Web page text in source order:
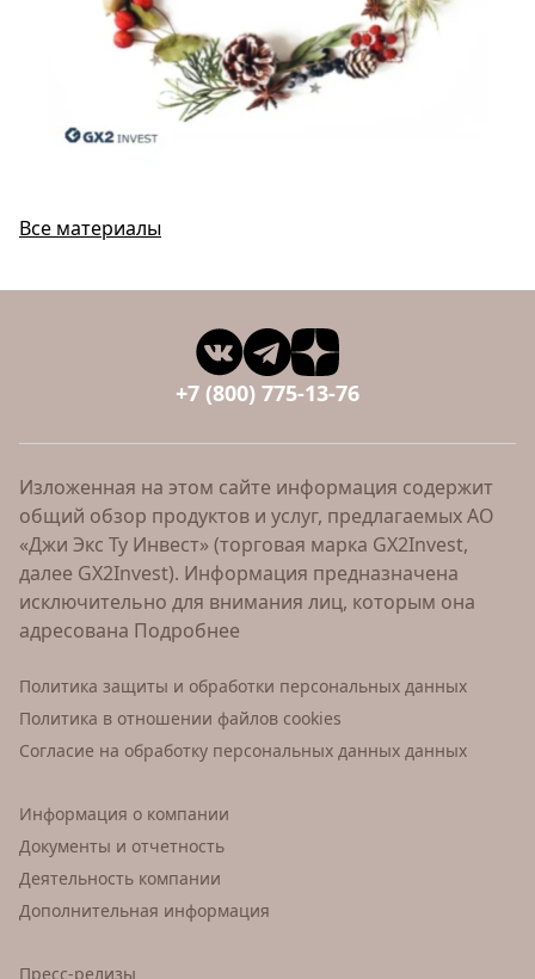
Все материалы
+7 (800) 775-13-76
Изложенная на этом сайте информация содержит
общий обзор продуктов и услуг, предлагаемых АО
«Джи Экс Ту Инвест» (торговая марка GX2Invest,
далее GX2Invest). Информация предназначена
исключительно для внимания лиц, которым она
адресована Подробнее
Политика защиты и обработки персональных данных
Политика в отношении файлов cookies
Согласие на обработку персональных данных данных
Информация о компании
Документы и отчетность
Деятельность компании
Дополнительная информация
Пресс-релизы